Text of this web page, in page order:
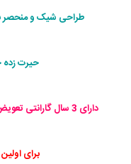
طراحی شیک و منحصر
حیرت زده
دارای 3 سال گارانتی تعویض توسط شرکت ایران کلاک
برای اولین